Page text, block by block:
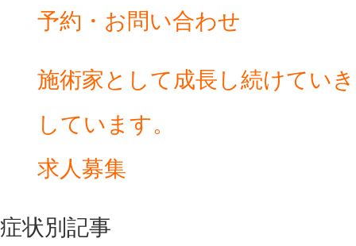
予約・お問い合わせ
施術家として成長し続けてい
しています。
求人募集
症状別記事